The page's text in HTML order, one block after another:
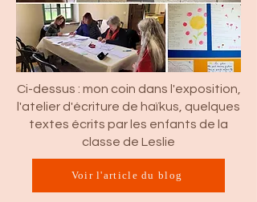
Ci-dessus : mon coin dans l'exposition,
l'atelier d'écriture de haïkus, quelques
textes écrits par les enfants de la
classe de Leslie
Voir l'article du blog